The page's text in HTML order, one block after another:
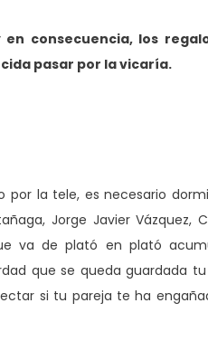
consecuencia, los
pasar por la vicaría.
por la tele, es necesario
Jorge Javier Vázquez,
va de plató en plató
que se queda guardada
si tu pareja te ha